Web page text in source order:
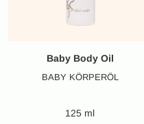
Baby Body Oil
BABY KÖRPERÖL
125 ml